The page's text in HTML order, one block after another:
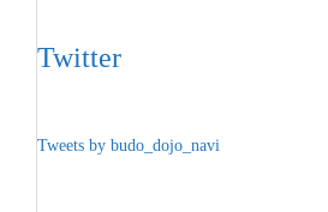
Twitter
Tweets by budo_dojo_navi